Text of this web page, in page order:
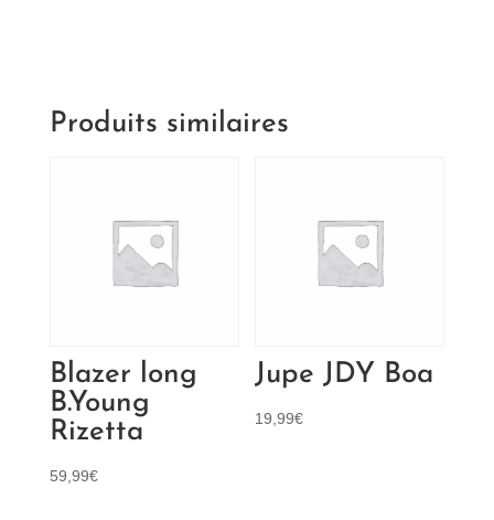
zep
1384
Produits similaires
Blazer long
B.Young
Rizetta
59,99€
Jupe JDY Boa
19,99€